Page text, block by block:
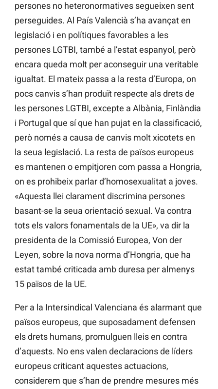
persones no heteronormatives segueixen sent
perseguides. Al País Valencià s’ha avançat en
legislació i en polítiques favorables a les
persones LGTBI, també a l’estat espanyol, però
encara queda molt per aconseguir una veritable
igualtat. El mateix passa a la resta d’Europa, on
pocs canvis s’han produït respecte als drets de
les persones LGTBI, excepte a Albània, Finlàndia
i Portugal que sí que han pujat en la classificació,
però només a causa de canvis molt xicotets en
la seua legislació. La resta de països europeus
es mantenen o empitjoren com passa a Hongria,
on es prohibeix parlar d’homosexualitat a joves.
«Aquesta llei clarament discrimina persones
basant-se la seua orientació sexual. Va contra
tots els valors fonamentals de la UE», va dir la
presidenta de la Comissió Europea, Von der
Leyen, sobre la nova norma d’Hongria, que ha
estat també criticada amb duresa per almenys
15 països de la UE.
Per a la Intersindical Valenciana és alarmant que
països europeus, que suposadament defensen
els drets humans, promulguen lleis en contra
d’aquests. No ens valen declaracions de líders
europeus criticant aquestes actuacions,
considerem que s’han de prendre mesures més